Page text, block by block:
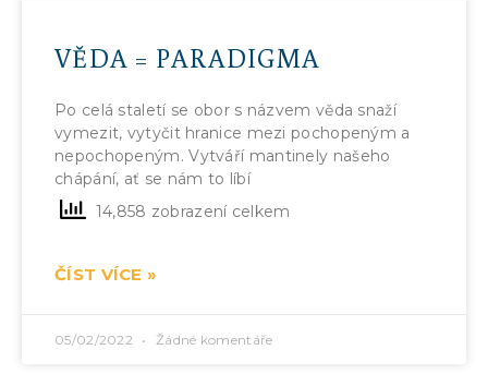
VĚDA = PARADIGMA
Po celá staletí se obor s názvem věda snaží
vymezit, vytyčit hranice mezi pochopeným a
nepochopeným. Vytváří mantinely našeho
chápání, ať se nám to líbí
14,858 zobrazení celkem
ČÍST VÍCE »
05/02/2022 Žádné komentáře